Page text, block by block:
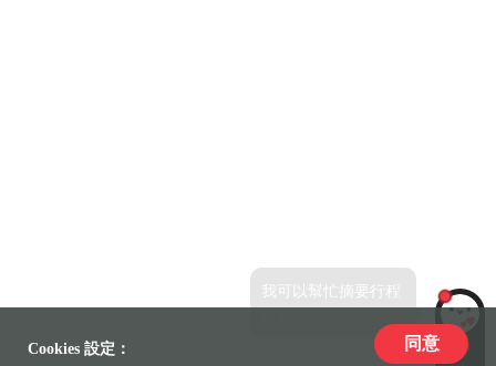
LiLi
我可以幫忙摘要行程
特色~
Cookies 設定： 同意